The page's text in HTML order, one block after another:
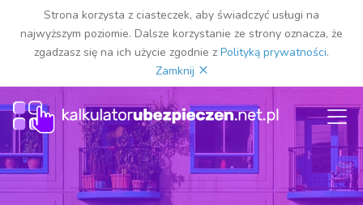
Strona korzysta z ciasteczek, aby świadczyć usługi na
najwyższym poziomie. Dalsze korzystanie ze strony oznacza, że
zgadzasz się na ich użycie zgodnie z Polityką prywatności.
Zamknij ×